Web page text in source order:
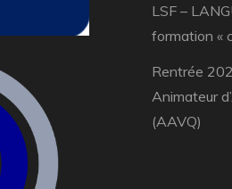
LSF –
formation «
Rentrée
Animateur
(AAVQ)